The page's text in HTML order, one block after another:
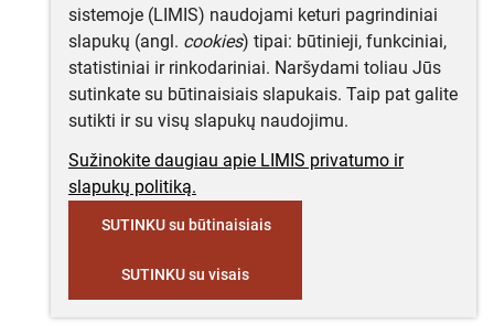
sistemoje (LIMIS) naudojami keturi pagrindiniai
slapukų (angl. cookies) tipai: būtinieji, funkciniai,
statistiniai ir rinkodariniai. Naršydami toliau Jūs
sutinkate su būtinaisiais slapukais. Taip pat galite
sutikti ir su visų slapukų naudojimu.
Sužinokite daugiau apie LIMIS privatumo ir
slapukų politiką.
SUTINKU su būtinaisiais
SUTINKU su visais